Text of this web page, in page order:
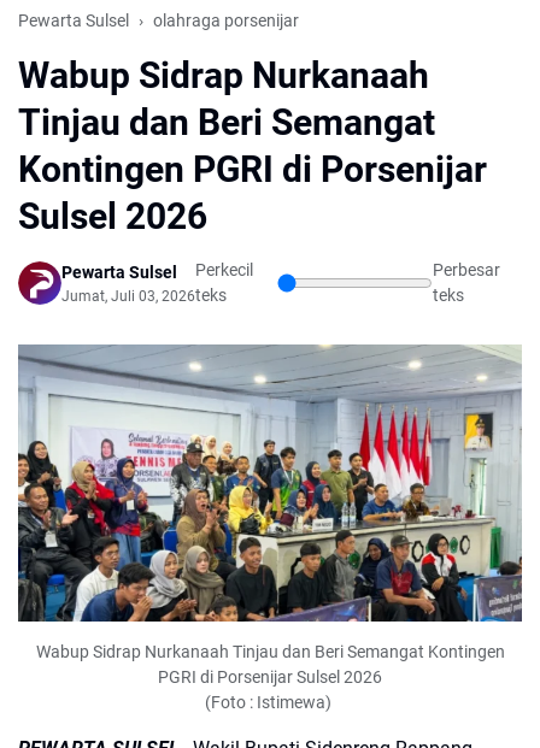
Pewarta Sulsel olahraga porsenijar
Wabup Sidrap Nurkanaah
Tinjau dan Beri Semangat
Kontingen PGRI di Porsenijar
Sulsel 2026
Pewarta Sulsel
Jumat, Juli 03, 2026
Perkecil
teks
Perbesar
teks
Wabup Sidrap Nurkanaah Tinjau dan Beri Semangat Kontingen
PGRI di Porsenijar Sulsel 2026
(Foto : Istimewa)